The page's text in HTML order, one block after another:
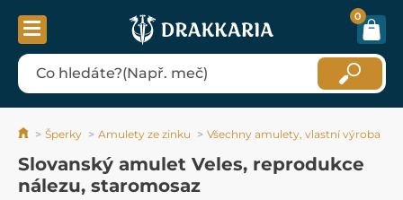
0
Šperky Amulety ze zinku Všechny amulety, vlastní výroba
Slovanský amulet Veles, reprodukce
nálezu, staromosaz